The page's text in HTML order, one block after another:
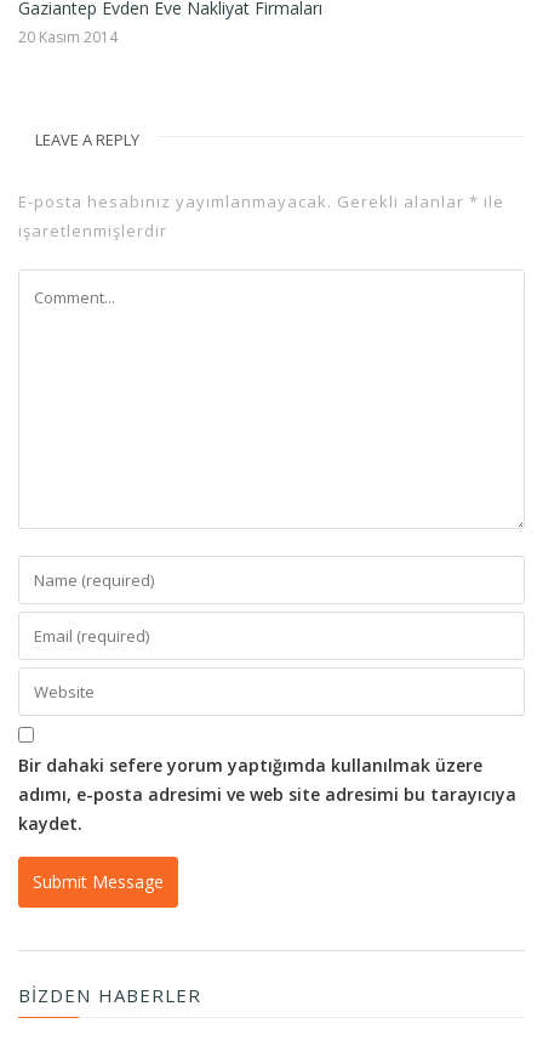
Gaziantep Evden Eve Nakliyat Firmaları
20 Kasım 2014
LEAVE A REPLY
E-posta hesabınız yayımlanmayacak. Gerekli alanlar * ile
işaretlenmişlerdir
Bir dahaki sefere yorum yaptığımda kullanılmak üzere
adımı, e-posta adresimi ve web site adresimi bu tarayıcıya
kaydet.
BIZDEN HABERLER